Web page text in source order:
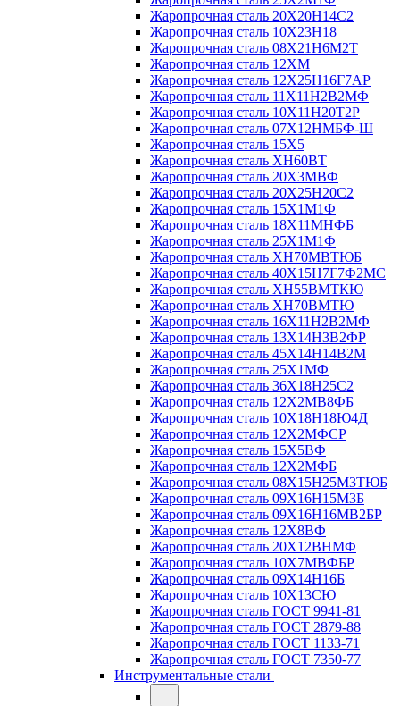
Жаропрочная сталь 20Х20Н14С2
Жаропрочная сталь 10Х23Н18
Жаропрочная сталь 08Х21Н6М2Т
Жаропрочная сталь 12ХМ
Жаропрочная сталь 12Х25Н16Г7АР
Жаропрочная сталь 11Х11Н2В2МФ
Жаропрочная сталь 10Х11Н20Т2Р
Жаропрочная сталь 07Х12НМБФ-Ш
Жаропрочная сталь 15Х5
Жаропрочная сталь ХН60ВТ
Жаропрочная сталь 20Х3МВФ
Жаропрочная сталь 20Х25Н20С2
Жаропрочная сталь 15Х1М1Ф
Жаропрочная сталь 18Х11МНФБ
Жаропрочная сталь 25Х1М1Ф
Жаропрочная сталь ХН70МВТЮБ
Жаропрочная сталь 40Х15Н7Г7Ф2МС
Жаропрочная сталь ХН55ВМТКЮ
Жаропрочная сталь ХН70ВМТЮ
Жаропрочная сталь 16Х11Н2В2МФ
Жаропрочная сталь 13Х14Н3В2ФР
Жаропрочная сталь 45Х14Н14В2М
Жаропрочная сталь 25Х1МФ
Жаропрочная сталь 36Х18Н25С2
Жаропрочная сталь 12Х2МВ8ФБ
Жаропрочная сталь 10Х18Н18Ю4Д
Жаропрочная сталь 12Х2МФСР
Жаропрочная сталь 15Х5ВФ
Жаропрочная сталь 12Х2МФБ
Жаропрочная сталь 08Х15Н25М3ТЮБ
Жаропрочная сталь 09Х16Н15М3Б
Жаропрочная сталь 09Х16Н16МВ2БР
Жаропрочная сталь 12Х8ВФ
Жаропрочная сталь 20Х12ВНМФ
Жаропрочная сталь 10Х7МВФБР
Жаропрочная сталь 09Х14Н16Б
Жаропрочная сталь 10Х13СЮ
Жаропрочная сталь ГОСТ 9941-81
Жаропрочная сталь ГОСТ 2879-88
Жаропрочная сталь ГОСТ 1133-71
Жаропрочная сталь ГОСТ 7350-77
Инструментальные стали